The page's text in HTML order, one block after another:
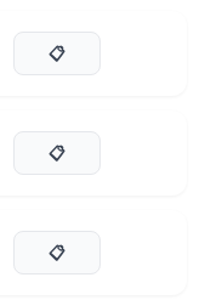
📋
📋
📋